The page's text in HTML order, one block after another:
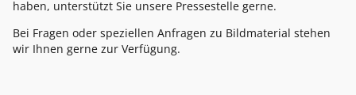
haben, unterstützt Sie unsere Pressestelle gerne.
Bei Fragen oder speziellen Anfragen zu Bildmaterial stehen
wir Ihnen gerne zur Verfügung.